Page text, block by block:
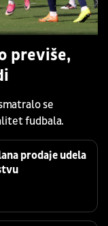
previše,
se
fudbala.
prodaje udela